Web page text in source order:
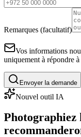
Remarques (facultatif)
Vos informations
uniquement à répondre
Envoyer la demande
Nouvel outil IA